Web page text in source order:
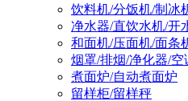
饮料机/分饭机/制冰
净水器/直饮水机/开
和面机/压面机/面条
烟罩/排烟/净化器/空
煮面炉/自动煮面炉
留样柜/留样秤